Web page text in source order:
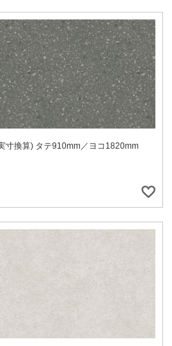
寸換算) タテ910mm／ヨコ1820mm